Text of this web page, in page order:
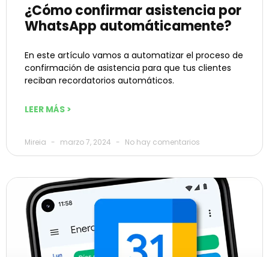
¿Cómo confirmar asistencia por
WhatsApp automáticamente?
En este artículo vamos a automatizar el proceso de
confirmación de asistencia para que tus clientes
reciban recordatorios automáticos.
LEER MÁS >
Mireia marzo 7, 2024 No hay comentarios